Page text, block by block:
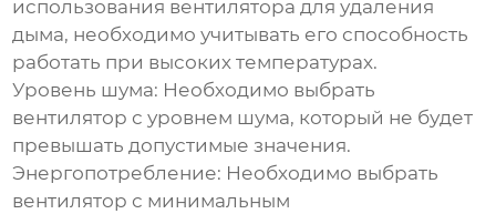
использования вентилятора для удаления
дыма, необходимо учитывать его способность
работать при высоких температурах.
Уровень шума: Необходимо выбрать
вентилятор с уровнем шума, который не будет
превышать допустимые значения.
Энергопотребление: Необходимо выбрать
вентилятор с минимальным